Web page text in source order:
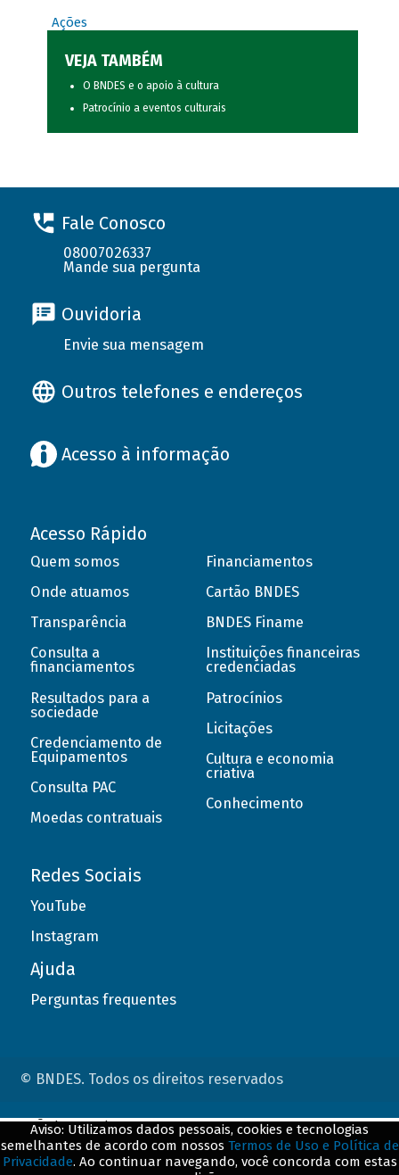
Ações
VEJA TAMBÉM
O BNDES e o apoio à cultura
Patrocínio a eventos culturais
Fale Conosco
08007026337
Mande sua pergunta
Ouvidoria
Envie sua mensagem
Outros telefones e endereços
Acesso à informação
Acesso Rápido
Quem somos
Onde atuamos
Transparência
Consulta a
financiamentos
Resultados para a
sociedade
Credenciamento de
Equipamentos
Consulta PAC
Moedas contratuais
Financiamentos
Cartão BNDES
BNDES Finame
Instituições financeiras
credenciadas
Patrocínios
Licitações
Cultura e economia
criativa
Conhecimento
Redes Sociais
YouTube
Instagram
Ajuda
Perguntas frequentes
© BNDES. Todos os direitos reservados
Aviso: Utilizamos dados pessoais, cookies e tecnologias
semelhantes de acordo com nossos Termos de Uso e Política de
Privacidade. Ao continuar navegando, você concorda com estas
ConteÃºdo complementar
${title}${badge}